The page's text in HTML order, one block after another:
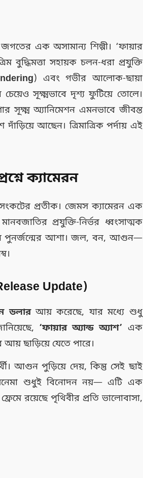
এক অসামান্য শিল্পী। ‘ফায়ার
বুদ্ধিমত্তা সহায়ক চলন-ধরা প্রযুক্তি
) এবং গভীর আলোক-ছায়া
সূক্ষ্মভাবে দৃশ্য ফুটিয়ে তোলে।
সূক্ষ্ম অ্যানিমেশন এমনভাবে জীবন্ত
আছেন। ত্রিমাত্রিক পর্দায় এই
ক্যামেরন
সংকটের প্রতীক। জেমস ক্যামেরন এক
প্রযুক্তি-নির্ভর ধ্বংসাত্মক
পুনর্জন্মের আশা। জল, বন, আগুন—
Update)
ডলারআয় করেছে, যার মধ্যে শুধু
‘ফায়ার অ্যান্ড অ্যাশ’ এক
আয় ছাড়িয়ে যেতে পারে।
আগুন পুড়িয়ে দেয়, কিন্তু সেই ছাই
শুধুই বিনোদন নয়— এটি এক
ফ্রেমে রয়েছে পৃথিবীর প্রতি ভালোবাসা,